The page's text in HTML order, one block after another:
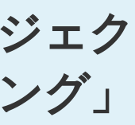
ェ
グ